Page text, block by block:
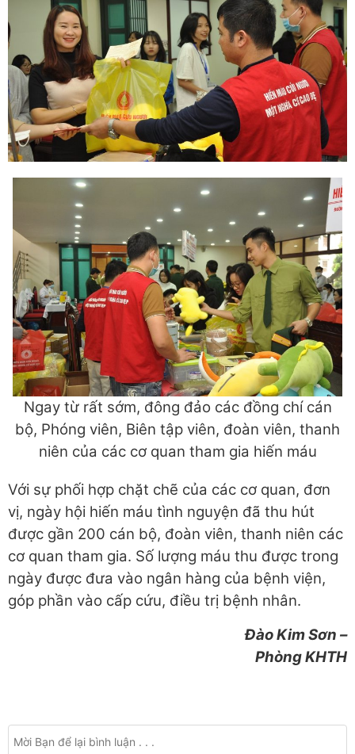
Ngay từ rất sớm, đông đảo các đồng chí cán
bộ, Phóng viên, Biên tập viên, đoàn viên, thanh
niên của các cơ quan tham gia hiến máu
Với sự phối hợp chặt chẽ của các cơ quan, đơn
vị, ngày hội hiến máu tình nguyện đã thu hút
được gần 200 cán bộ, đoàn viên, thanh niên các
cơ quan tham gia. Số lượng máu thu được trong
ngày được đưa vào ngân hàng của bệnh viện,
góp phần vào cấp cứu, điều trị bệnh nhân.
Đào Kim Sơn –
Phòng KHTH